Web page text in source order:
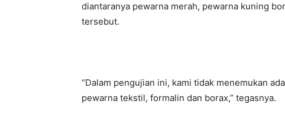
diantaranya pewarna merah, pewarna kuning
tersebut.
“Dalam pengujian ini, kami tidak menemukan
pewarna tekstil, formalin dan borax,” tegasnya.